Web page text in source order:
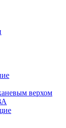
верхом